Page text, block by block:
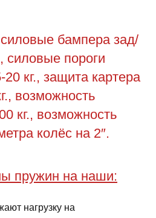
бампера зад/
силовые пороги
кг., защита картера
возможность
кг., возможность
колёс на 2″.
пружин на наши:
нагрузку на